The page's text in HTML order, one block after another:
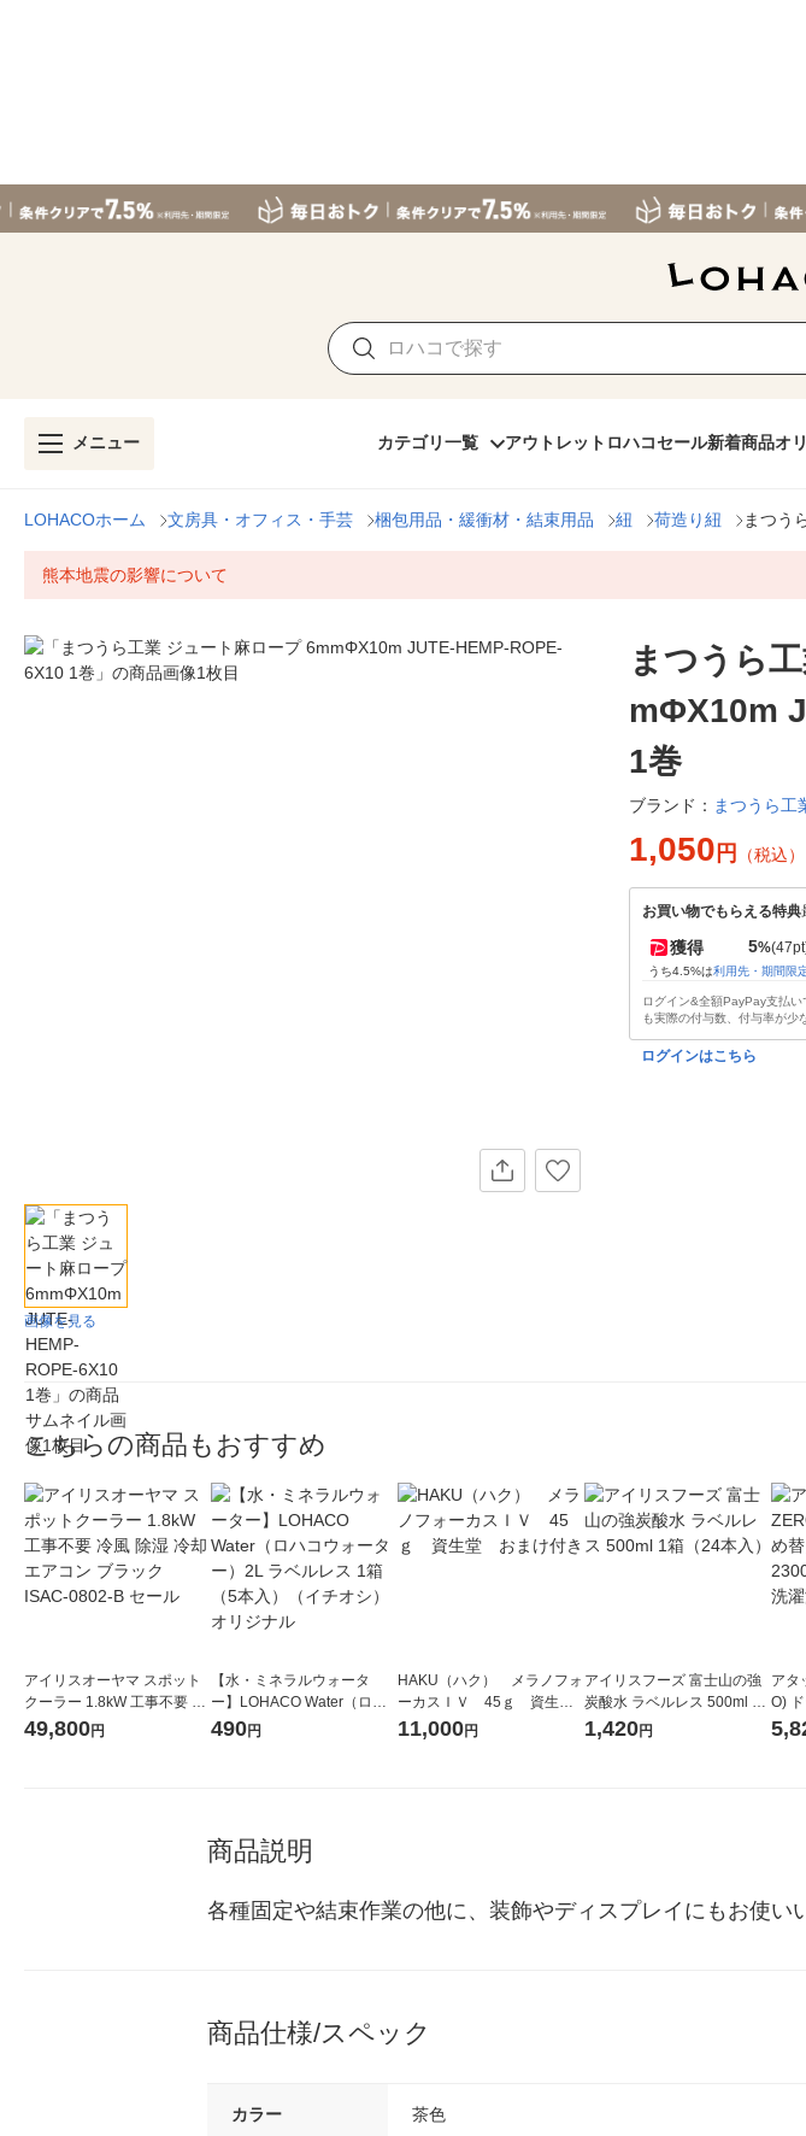
メニュー カテゴリ一覧 アウトレット ロハコセール新着商品オ
LOHACOホーム 文房具・オフィス・手芸 梱包用品・緩衝材・結束用品 紐 荷造り紐 まつう
熊本地震の影響について
画像を見る
まつうら
mΦX10m
1巻
ブランド： まつうら工
1,050 円 （税込）
お買い物でもらえる特典
獲得 5%
うち4.5%は利用先・期間限
ログイン&全額PayPay支払
も実際の付与数、付与率が少
ログインはこちら
こちらの商品もおすすめ
アイリスオーヤマ スポット
クーラー 1.8kW 工事不要 冷
風 除湿 冷却 エアコン ブラ
49,800円
【水・ミネラルウォータ
ー】LOHACO Water（ロハ
コウォーター）2L ラベルレ
490円
HAKU（ハク） メラノフォ
ーカスＩＶ 45ｇ 資生
堂 おまけ付き
11,000円
アイリスフーズ 富士山の強
炭酸水 ラベルレス 500ml 1
箱（24本入）
1,420円
アタ
O)
ガジ
商品説明
各種固定や結束作業の他に、装飾やディスプレイにもお使い
商品仕様/スペック
カラー 茶色